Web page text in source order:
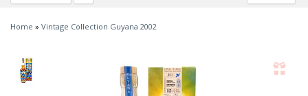
Home » Vintage Collection Guyana 2002